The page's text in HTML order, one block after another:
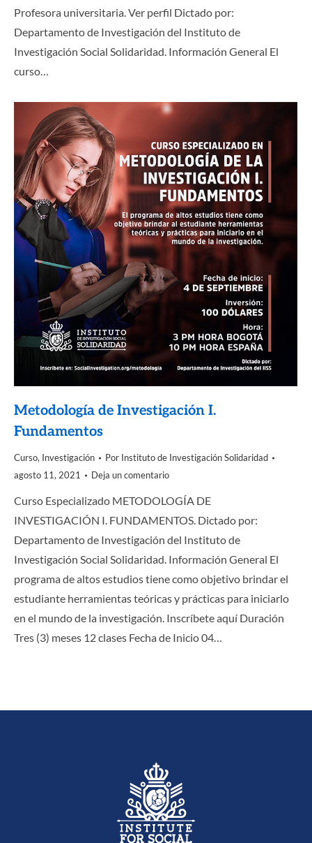
Profesora universitaria. Ver perfil Dictado por:
Departamento de Investigación del Instituto de
Investigación Social Solidaridad. Información General El
curso…
Metodología de Investigación I.
Fundamentos
Curso, Investigación Por Instituto de Investigación Solidaridad
agosto 11, 2021
Deja un comentario
Curso Especializado METODOLOGÍA DE
INVESTIGACIÓN I. FUNDAMENTOS. Dictado por:
Departamento de Investigación del Instituto de
Investigación Social Solidaridad. Información General El
programa de altos estudios tiene como objetivo brindar el
estudiante herramientas teóricas y prácticas para iniciarlo
en el mundo de la investigación. Inscríbete aquí Duración
Tres (3) meses 12 clases Fecha de Inicio 04…